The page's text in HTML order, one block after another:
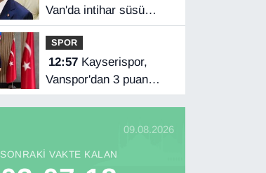
Van'da intihar süsü
verilen olay aydınlatıldı
SPOR
12:57Kayserispor,
Vanspor'dan 3 puan
istiyor
09.08.2026
SONRAKI VAKTE KALAN